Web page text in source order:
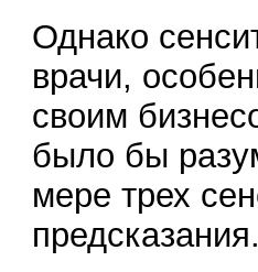
Однако
врачи,
своим
было бы
мере трех